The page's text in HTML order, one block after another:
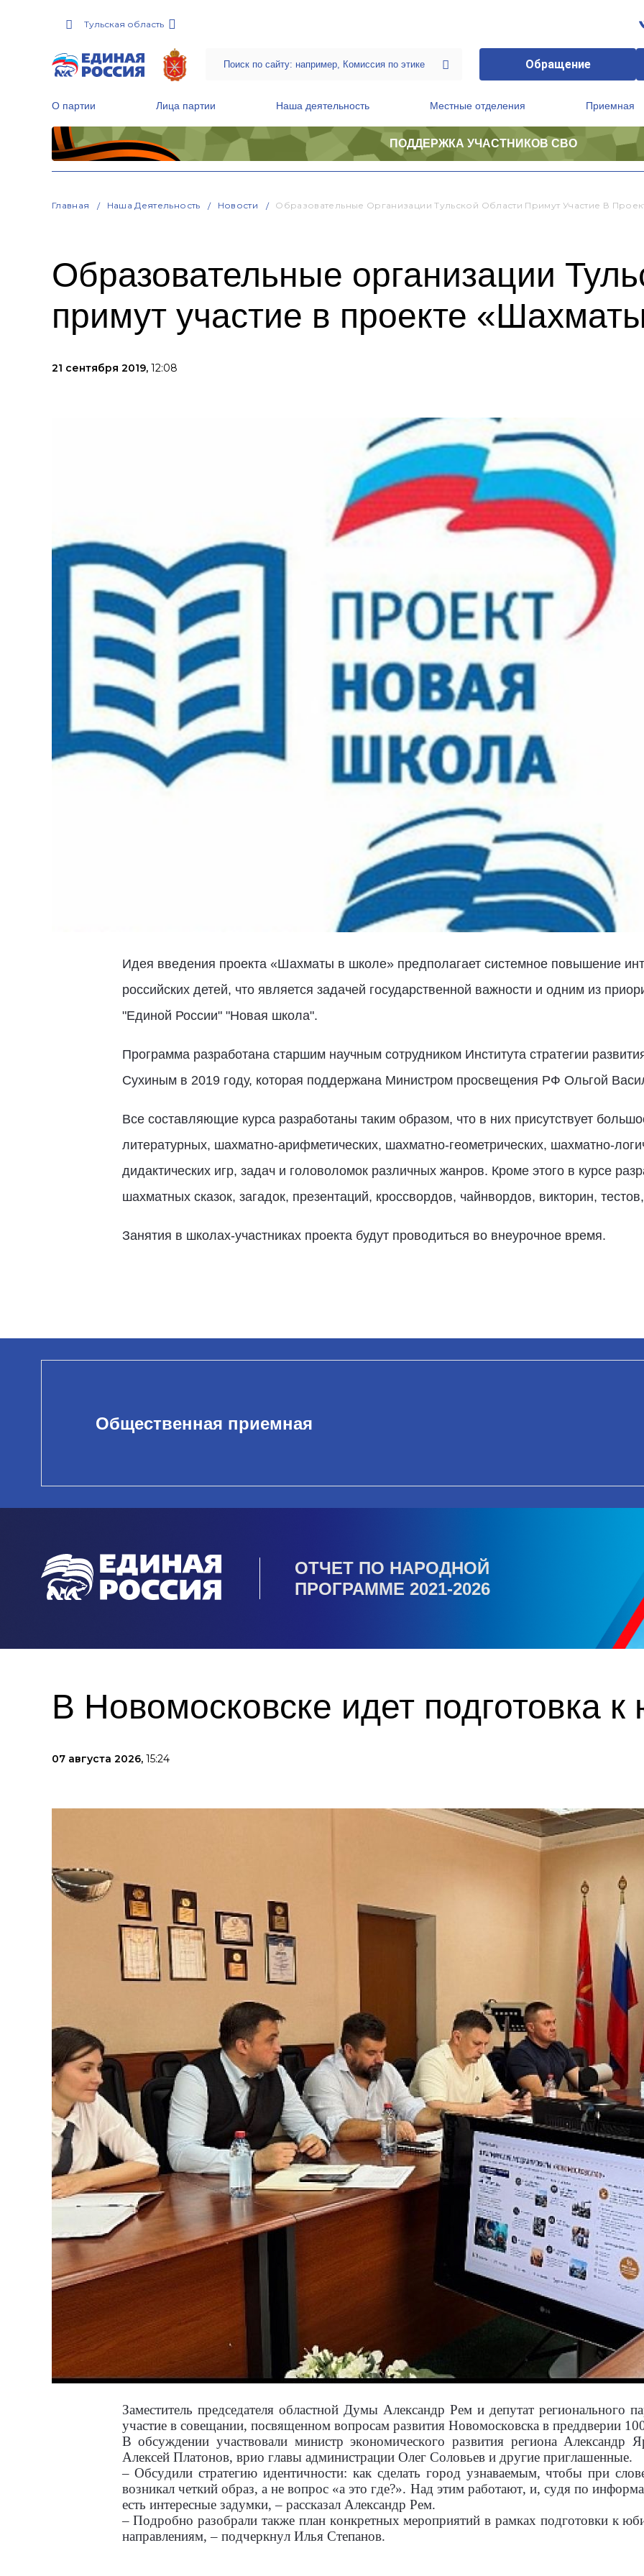
Тульская область
Обращение
О партии Лица партии Наша деятельность Местные отделения Приемная
ПОДДЕРЖКА УЧАСТНИКОВ СВО
Главная Наша Деятельность Новости Образовательные Организации Тульской Области Примут Участие В
Образовательные организации
примут участие в проекте
21 сентября 2019, 12:08
Идея введения проекта «Шахматы в школе» предполагает системное повышение
российских детей, что является задачей государственной важности и одним из
"Единой России" "Новая школа".
Программа разработана старшим научным сотрудником Института стратегии
Сухиным в 2019 году, которая поддержана Министром просвещения РФ Ольгой
Все составляющие курса разработаны таким образом, что в них присутствует
литературных, шахматно-арифметических, шахматно-геометрических, шахматно-
дидактических игр, задач и головоломок различных жанров. Кроме этого в курсе
шахматных сказок, загадок, презентаций, кроссвордов, чайнвордов, викторин,
Занятия в школах-участниках проекта будут проводиться во внеурочное время.
Общественная приемная
ОТЧЕТ ПО НАРОДНОЙ
ПРОГРАММЕ 2021-2026
В Новомосковске идет подготовка
07 августа 2026, 15:24
Заместитель председателя областной Думы Александр Рем и депутат регионального
участие в совещании, посвященном вопросам развития Новомосковска в преддверии
В обсуждении участвовали министр экономического развития региона Александр
Алексей Платонов, врио главы администрации Олег Соловьев и другие приглашенные.
– Обсудили стратегию идентичности: как сделать город узнаваемым, чтобы при
возникал четкий образ, а не вопрос «а это где?». Над этим работают, и, судя по
есть интересные задумки, – рассказал Александр Рем.
– Подробно разобрали также план конкретных мероприятий в рамках подготовки к
направлениям, – подчеркнул Илья Степанов.